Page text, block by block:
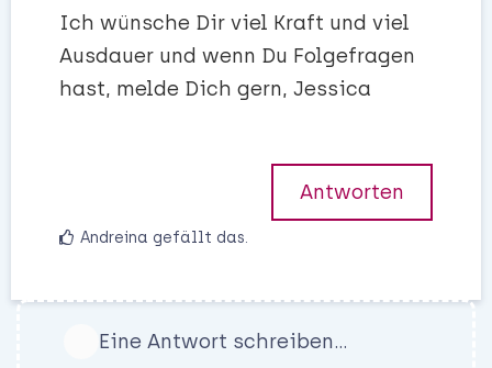
Ich wünsche Dir viel Kraft und viel
Ausdauer und wenn Du Folgefragen
hast, melde Dich gern, Jessica
Antworten
Andreina gefällt das.
Eine Antwort schreiben…